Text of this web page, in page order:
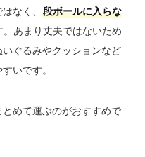
はなく、段ボールに入らな
。あまり丈夫ではないため
ぐるみやクッションなど
いです。
めて運ぶのがおすすめで